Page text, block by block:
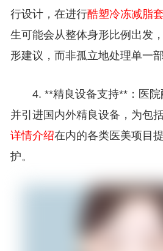
行设计，在进行酷塑冷冻减脂
生可能会从整体身形比例出发
形建议，而非孤立地处理单一部
4. **精良设备支持**：医
并引进国内外精良设备，为包
详情介绍在内的各类医美项目
护。